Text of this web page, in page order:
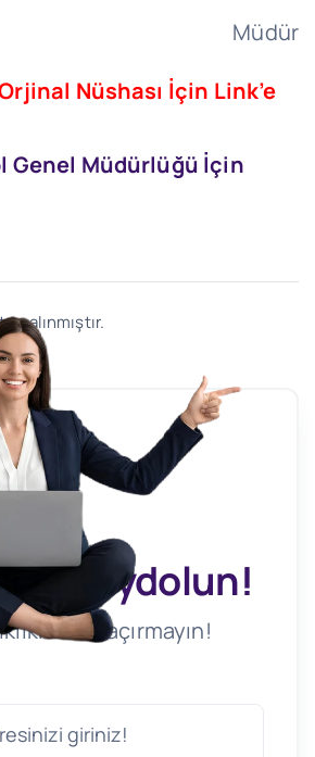
Müdür
Nüshası İçin Link’e
Genel Müdürlüğü İçin
alınmıştır.
Kaydolun!
Kaçırmayın!